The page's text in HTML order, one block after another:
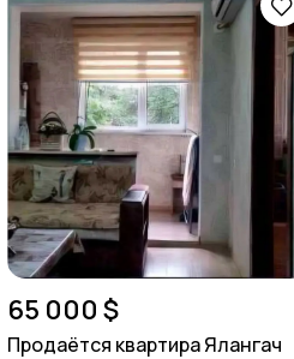
65 000 $
Продаётся квартира Ялангач